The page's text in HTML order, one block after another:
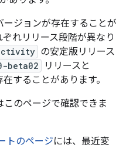
ジョンが存在することが
れリリース段階が異なり
の安定版リリース
beta02 リリースと
することがあります。
のページで確認できま
トのページには、最近変